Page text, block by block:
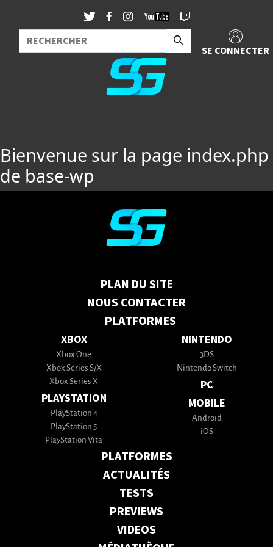
SE CONNECTER
Bienvenue sur la page index.php
de base-wp
PLAN DU SITE
NOUS CONTACTER
PLATFORMES
XBOX
Xbox One
Xbox Series S/X
Xbox Series X
PLAYSTATION
PlayStation 4
PlayStation 5
PlayStation Vita
NINTENDO
3DS
Nintendo Switch
PC
MOBILE
Android
iOS
PLATFORMES
ACTUALITÉS
TESTS
PREVIEWS
VIDEOS